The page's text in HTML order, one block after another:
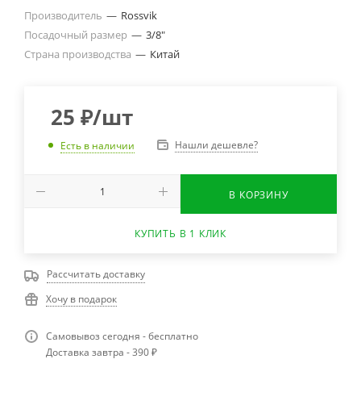
Производитель — Rossvik
Посадочный размер — 3/8"
Страна производства — Китай
25 ₽/шт
Есть в наличии Нашли дешевле?
В КОРЗИНУ
КУПИТЬ В 1 КЛИК
Рассчитать доставку
Хочу в подарок
Самовывоз сегодня - бесплатно
Доставка завтра - 390 ₽